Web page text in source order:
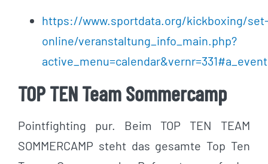
https://www.sportdata.org/kickboxing/
online/veranstaltung_info_main.php?
TOP TEN Team Sommercamp
Pointfighting pur. Beim TOP TEN TEAM
SOMMERCAMP steht das gesamte Top Ten